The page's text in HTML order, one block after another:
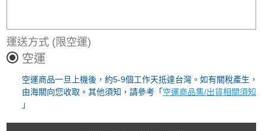
運送方式 (限空運)
空運
空運商品一旦上機後，約5-9個工作天抵達台灣。如有關稅產生，
由海關向您收取。其他須知，請參考「 空運商品集/出貨相關須知
」